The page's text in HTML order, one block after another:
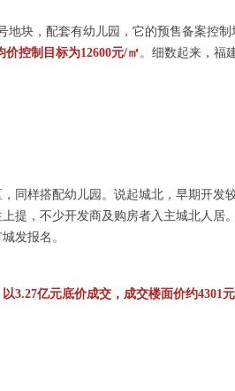
地块，配套有幼儿园，它的预售备案控制
控制目标为12600元/㎡。细数起来，福
同样搭配幼儿园。说起城北，早期开
提，不少开发商及购房者入主城北人
发报名。
3.27亿元底价成交，成交楼面价约4301